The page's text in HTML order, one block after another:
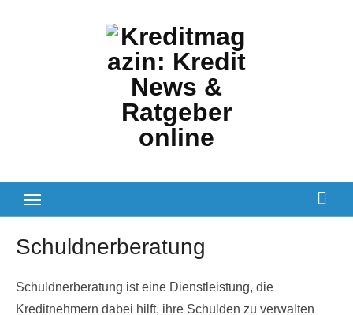
Schuldnerberatung
Schuldnerberatung ist eine Dienstleistung, die
Kreditnehmern dabei hilft, ihre Schulden zu verwalten